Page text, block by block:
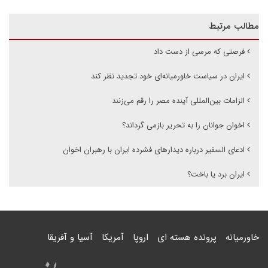
مطالب مرتبط
فرصتی که مرسی از دست داد
ایران در سیاست خاورمیانه‌ای خود تجدید نظر کند
الزامات بین‌المللی آینده مصر را رقم می‌زنند
اخوان جوانان را به تحریر بازمی گرداند؟
ادعای السفیر درباره دیدارهای فشرده ایران با رهبران اخوان
ایران برد یا باخت؟
خاورمیانه پرونده هسته ای اروپا آمریکا آسیا و آفریقا